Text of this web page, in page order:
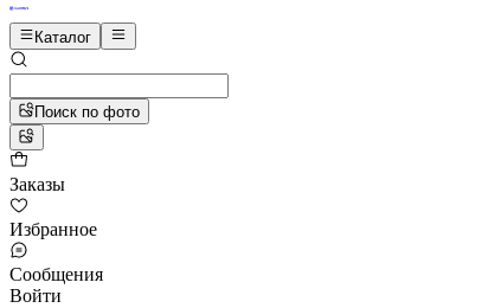
Каталог
Поиск по фото
Заказы
Избранное
Сообщения
Войти